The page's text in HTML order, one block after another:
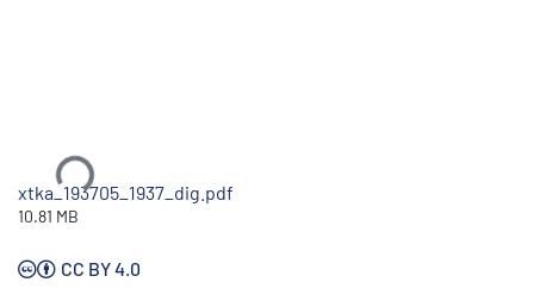
Ladataan...
xtka_193705_1937_dig.pdf
10.81 MB
CC BY 4.0